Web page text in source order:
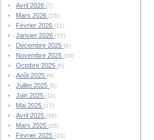
Avril 2026(7)
Mars 2026(15)
Février 2026(11)
Janvier 2026(15)
Décembre 2025(9)
Novembre 2025(16)
Octobre 2025(6)
Août 2025(9)
Juillet 2025(5)
Juin 2025(11)
Mai 2025(17)
Avril 2025(38)
Mars 2025(28)
Février 2025(33)